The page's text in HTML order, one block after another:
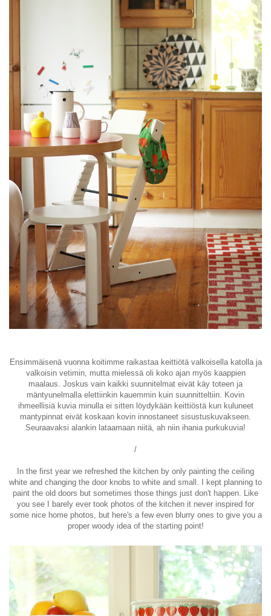
Ensimmäisenä vuonna koitimme raikastaa keittiötä valkoisella katolla ja
valkoisin vetimin, mutta mielessä oli koko ajan myös kaappien
maalaus. Joskus vain kaikki suunnitelmat eivät käy toteen ja
mäntyunelmalla elettiinkin kauemmin kuin suunnitteltiin. Kovin
ihmeellisiä kuvia minulla ei sitten löydykään keittiöstä kun kuluneet
mantypinnat eivät koskaan kovin innostaneet sisustuskuvakseen.
Seuraavaksi alankin lataamaan niitä, ah niin ihania purkukuvia!
/
In the first year we refreshed the kitchen by only painting the ceiling
white and changing the door knobs to white and small. I kept planning to
paint the old doors but sometimes those things just don't happen. Like
you see I barely ever took photos of the kitchen it never inspired for
some nice home photos, but here's a few even blurry ones to give you a
proper woody idea of the starting point!